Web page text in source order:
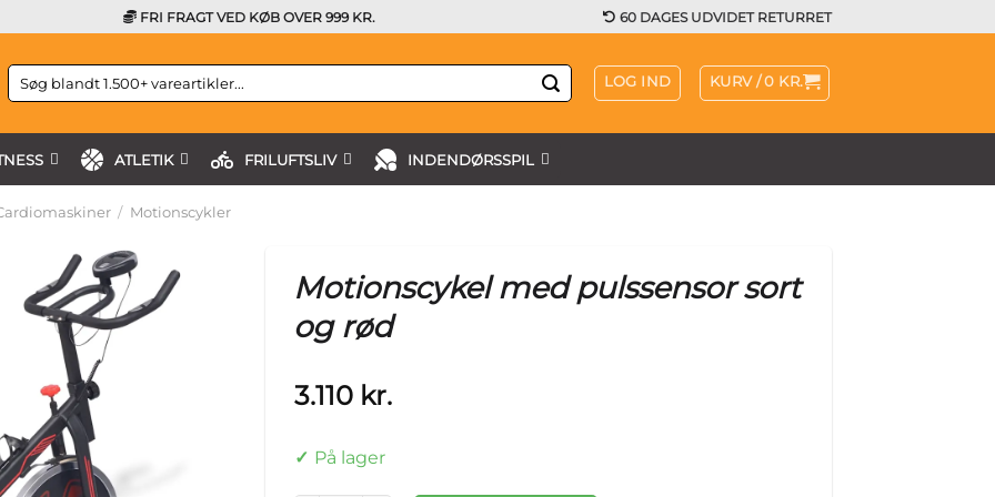
FRI FRAGT VED KØB OVER 999 KR. 60 DAGES UDVIDET RETURRET
Søg
efter:
LOG IND KURV /0 KR.
ATLETIK FRILUFTSLIV INDENDØRSSPIL
/ Motionscykler
Motionscykel med pulssensor sort
og rød
3.110 kr.
På lager